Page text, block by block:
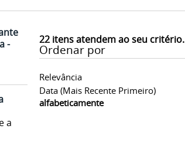
22itens atendem ao seu critério.
Ordenar por
Relevância
Data (mais Recente Primeiro)
alfabeticamente
-
a